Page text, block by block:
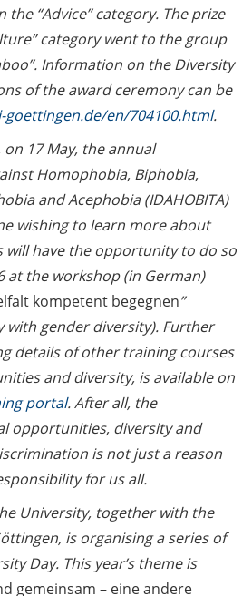
“Advice” category. The prize
category went to the group
Information on the Diversity
of the award ceremony can be
goettingen.de/en/704100.html.
17 May, the annual
Homophobia, Biphobia,
and Acephobia (IDAHOBITA)
wishing to learn more about
will have the opportunity to do so
at the workshop (in German)
kompetent begegnen”
with gender diversity). Further
details of other training courses
and diversity, is available on
portal. After all, the
opportunities, diversity and
is not just a reason
for us all.
University, together with the
is organising a series of
Day. This year’s theme is
gemeinsam – eine andere